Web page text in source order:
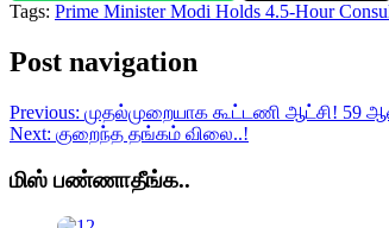
Tags: Prime Minister Modi Holds 4.5-Hour
Post navigation
Previous: முதல்முறையாக கூட்டணி ஆட்சி! 59
Next: குறைந்த தங்கம் விலை..!
மிஸ் பண்ணாதீங்க..